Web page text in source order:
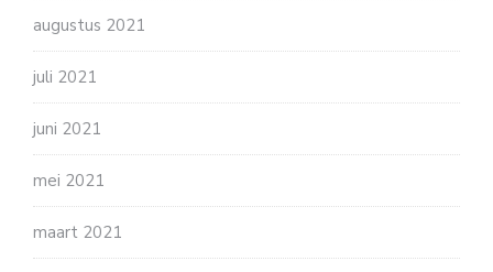
augustus 2021
juli 2021
juni 2021
mei 2021
maart 2021